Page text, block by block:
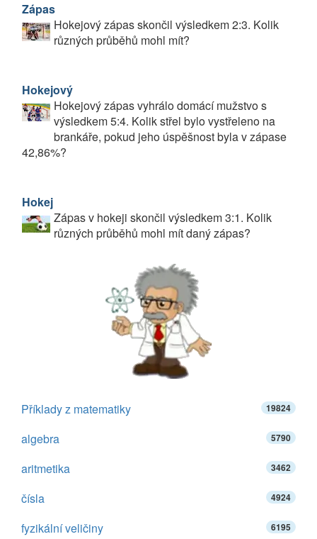
Zápas
Hokejový zápas skončil výsledkem 2:3. Kolik
různých průběhů mohl mít?
Hokejový
Hokejový zápas vyhrálo domácí mužstvo s
výsledkem 5:4. Kolik střel bylo vystřeleno na
brankáře, pokud jeho úspěšnost byla v zápase
42,86%?
Hokej
Zápas v hokeji skončil výsledkem 3:1. Kolik
různých průběhů mohl mít daný zápas?
Příklady z matematiky 19824
algebra 5790
aritmetika 3462
čísla 4924
fyzikální veličiny 6195